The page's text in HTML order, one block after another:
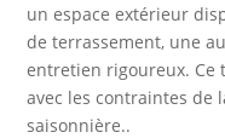
un espace extérieur
de terrassement, une
entretien rigoureux. Ce
avec les contraintes de
saisonnière..